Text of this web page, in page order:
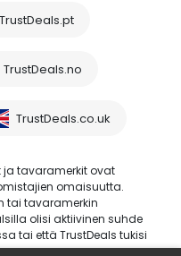
TrustDeals.pt
TrustDeals.no
TrustDeals.co.uk
tavaramerkit ovat
omaisuutta.
tai tavaramerkin
olisi aktiivinen suhde
tai että TrustDeals tukisi